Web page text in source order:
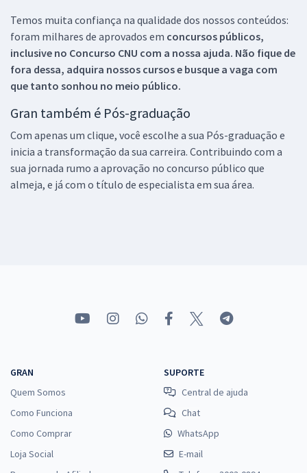
Temos muita confiança na qualidade dos nossos conteúdos:
foram milhares de aprovados em concursos públicos,
inclusive no Concurso CNU com a nossa ajuda. Não fique de
fora dessa, adquira nossos cursos e busque a vaga com
que tanto sonhou no meio público.
Gran também é Pós-graduação
Com apenas um clique, você escolhe a sua Pós-graduação e
inicia a transformação da sua carreira. Contribuindo com a
sua jornada rumo a aprovação no concurso público que
almeja, e já com o título de especialista em sua área.
GRAN
Quem Somos
Como Funciona
Como Comprar
Loja Social
SUPORTE
Central de ajuda
Chat
WhatsApp
E-mail